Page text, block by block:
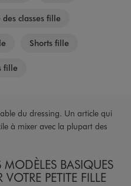
classes fille
Shorts fille
fille
du dressing. Un article qui
à mixer avec la plupart des
BASIQUES
PETITE FILLE